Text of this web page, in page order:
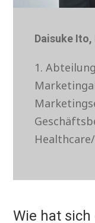
Daisuke Ito,
1.
Wie hat